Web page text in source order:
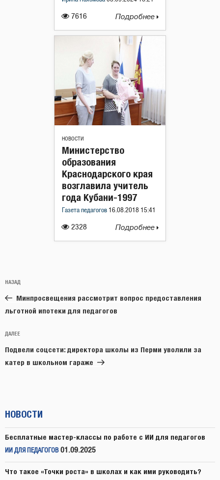
7616 Подробнее
НОВОСТИ
2328
Министерство
образования
Краснодарского края
возглавила учитель
года Кубани-1997
Газета педагогов 16.08.2018 15:41
Подробнее
по
записям
Предыдущая
запись:
НАЗАД
Минпросвещения рассмотрит вопрос предоставления
льготной ипотеки для педагогов
Следующая
запись
ДАЛЕЕ
Подвели соцсети: директора школы из Перми уволили за
катер в школьном гараже
НОВОСТИ
Бесплатные мастер-классы по работе с ИИ для педагогов
ИИ ДЛЯ ПЕДАГОГОВ 01.09.2025
Что такое «Точки роста» в школах и как ими руководить?